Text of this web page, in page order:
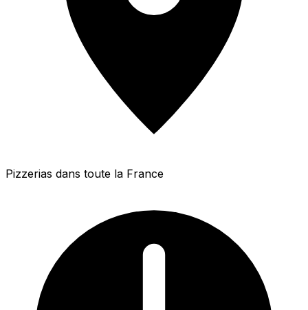
Pizzerias dans toute la France